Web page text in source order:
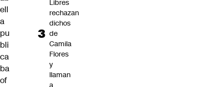
ell
a
pu
bli
ca
ba
of
Libres
rechazan
dichos
de
Camila
Flores
y
llaman
a